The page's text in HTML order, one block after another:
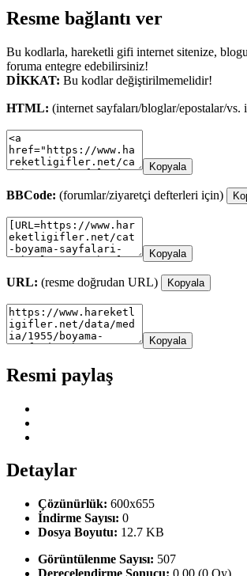
Resme bağlantı ver
Bu kodlarla, hareketli gifi internet sitenize,
foruma entegre edebilirsiniz!
DİKKAT: Bu kodlar değiştirilmemelidir!
HTML: (internet sayfaları/bloglar/epostalar/vs.
Kopyala
BBCode: (forumlar/ziyaretçi defterleri için)
Kopyala
URL: (resme doğrudan URL) Kopyala
Kopyala
Resmi paylaş
Detaylar
Çözünürlük: 600x655
İndirme Sayısı: 0
Dosya Boyutu: 12.7 KB
Görüntülenme Sayısı: 507